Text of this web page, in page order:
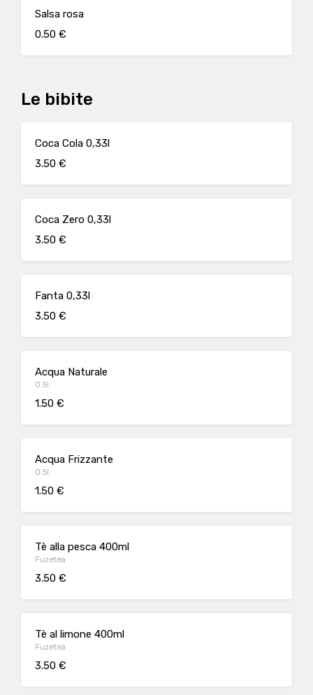
Salsa rosa
0.50 €
Le bibite
Coca Cola 0,33l
3.50 €
Coca Zero 0,33l
3.50 €
Fanta 0,33l
3.50 €
Acqua Naturale
0.5l
1.50 €
Acqua Frizzante
0.5l
1.50 €
Tè alla pesca 400ml
Fuzetea
3.50 €
Tè al limone 400ml
Fuzetea
3.50 €